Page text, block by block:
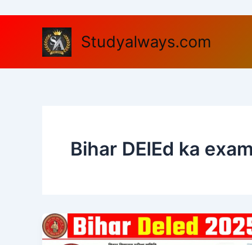
Studyalways.com
Bihar DElEd ka